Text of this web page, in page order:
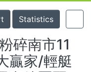
Statistics
碎南市11
贏家/輕艇